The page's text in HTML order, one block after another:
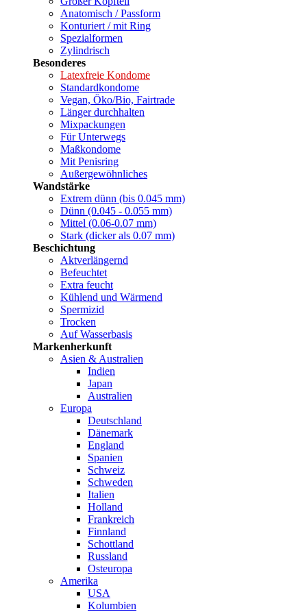
Anatomisch / Passform
Konturiert / mit Ring
Spezialformen
Zylindrisch
Besonderes
Latexfreie Kondome
Standardkondome
Vegan, Öko/Bio, Fairtrade
Länger durchhalten
Mixpackungen
Für Unterwegs
Maßkondome
Mit Penisring
Außergewöhnliches
Wandstärke
Extrem dünn (bis 0.045 mm)
Dünn (0.045 - 0.055 mm)
Mittel (0.06-0.07 mm)
Stark (dicker als 0.07 mm)
Beschichtung
Aktverlängernd
Befeuchtet
Extra feucht
Kühlend und Wärmend
Spermizid
Trocken
Auf Wasserbasis
Markenherkunft
Asien & Australien
Indien
Japan
Australien
Europa
Deutschland
Dänemark
England
Spanien
Schweiz
Schweden
Italien
Holland
Frankreich
Finnland
Schottland
Russland
Osteuropa
Amerika
USA
Kolumbien